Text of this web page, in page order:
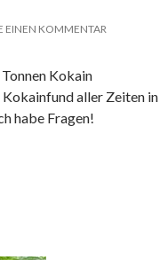
EINEN KOMMENTAR
Kokain
aller Zeiten in
habe Fragen!